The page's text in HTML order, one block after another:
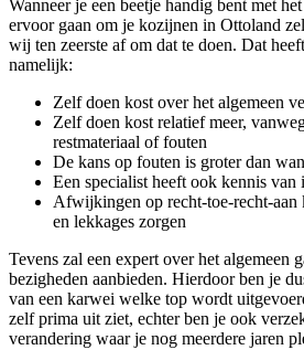
Wanneer je een beetje handig bent met
ervoor gaan om je kozijnen in Ottoland
wij ten zeerste af om dat te doen. Dat
namelijk:
Zelf doen kost over het algemeen
Zelf doen kost relatief meer,
restmateriaal of fouten
De kans op fouten is groter dan
Een specialist heeft ook kennis van
Afwijkingen op recht-toe-recht-aan
en lekkages zorgen
Tevens zal een expert over het algemeen
bezigheden aanbieden. Hierdoor ben je
van een karwei welke top wordt
zelf prima uit ziet, echter ben je ook
verandering waar je nog meerdere jaren